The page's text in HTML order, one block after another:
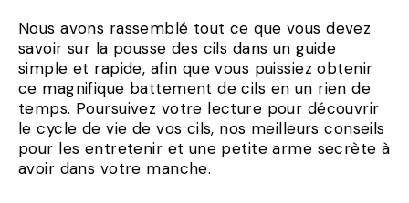
Nous avons rassemblé tout ce que vous devez
savoir sur la pousse des cils dans un guide
simple et rapide, afin que vous puissiez obtenir
ce magnifique battement de cils en un rien de
temps. Poursuivez votre lecture pour découvrir
le cycle de vie de vos cils, nos meilleurs conseils
pour les entretenir et une petite arme secrète à
avoir dans votre manche.